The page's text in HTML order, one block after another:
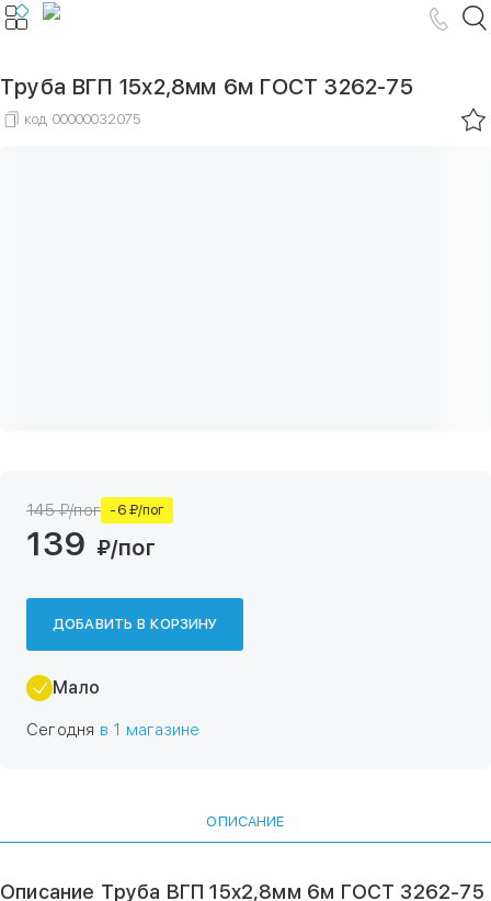
Труба ВГП 15х2,8мм 6м ГОСТ 3262-75
код 00000032075
145 ₽/пог -6 ₽/пог
139 ₽/пог
ДОБАВИТЬ В КОРЗИНУ
Мало
Сегодня в 1 магазине
ОПИСАНИЕ
Описание Труба ВГП 15х2,8мм 6м ГОСТ 3262-75